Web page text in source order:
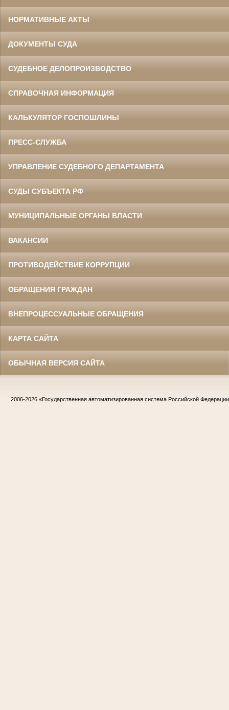
НОРМАТИВНЫЕ АКТЫ
ДОКУМЕНТЫ СУДА
СУДЕБНОЕ ДЕЛОПРОИЗВОДСТВО
СПРАВОЧНАЯ ИНФОРМАЦИЯ
КАЛЬКУЛЯТОР ГОСПОШЛИНЫ
ПРЕСС-СЛУЖБА
УПРАВЛЕНИЕ СУДЕБНОГО ДЕПАРТАМЕНТА
СУДЫ СУБЪЕКТА РФ
МУНИЦИПАЛЬНЫЕ ОРГАНЫ ВЛАСТИ
ВАКАНСИИ
ПРОТИВОДЕЙСТВИЕ КОРРУПЦИИ
ОБРАЩЕНИЯ ГРАЖДАН
ВНЕПРОЦЕССУАЛЬНЫЕ ОБРАЩЕНИЯ
КАРТА САЙТА
ОБЫЧНАЯ ВЕРСИЯ САЙТА
2006-2026 «Государственная автоматизированная система Российской